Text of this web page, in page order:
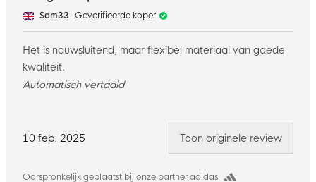
10 feb. 2025
Oorspronkelijk geplaatst bij onze partner adidas
Sam33 Geverifieerde koper
Het is nauwsluitend, maar flexibel materiaal van goede
kwaliteit.
Automatisch vertaald
Toon originele review